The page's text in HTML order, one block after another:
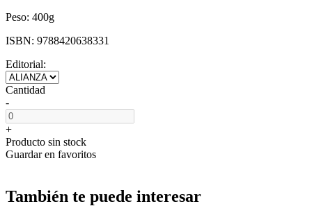
Peso: 400g
ISBN: 9788420638331
Editorial:
Cantidad
-
+
Producto sin stock
Guardar en favoritos
También te puede interesar